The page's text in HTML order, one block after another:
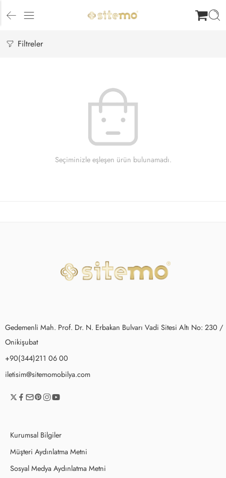
Filtreler
Seçiminizle eşleşen ürün bulunamadı.
Gedemenli Mah. Prof. Dr. N. Erbakan Bulvarı Vadi Sitesi Altı No: 230 /
Onikişubat
+90(344)211 06 00
iletisim@sitemomobilya.com
Kurumsal Bilgiler
Müşteri Aydınlatma Metni
Sosyal Medya Aydınlatma Metni